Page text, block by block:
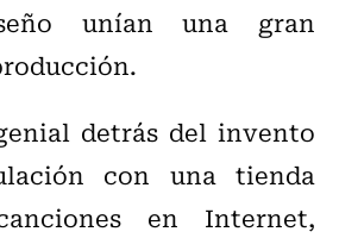
unían una gran
detrás del invento
con una tienda
en Internet,